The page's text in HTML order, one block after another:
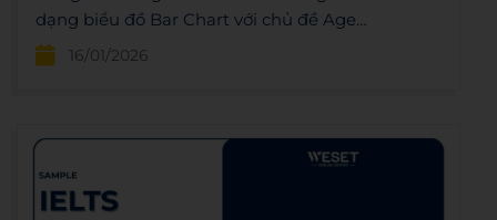
dạng biểu đồ Bar Chart với chủ đề Age
Population of Iceland: Dàn bài, bài mẫu và
vocabulary.
16/01/2026